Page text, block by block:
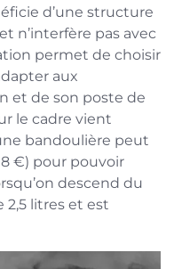
d’une structure
n’interfère pas avec
permet de choisir
aux
et de son poste de
le cadre vient
bandoulière peut
€) pour pouvoir
descend du
2,5 litres et est